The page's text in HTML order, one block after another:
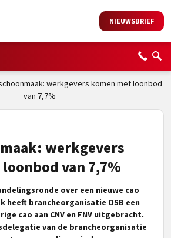
NIEUWSBRIEF
werkgevers komen met loonbod
van 7,7%
werkgevers
van 7,7%
over een nieuwe cao
heeft brancheorganisatie OSB een
cao aan CNV en FNV uitgebracht.
van de brancheorganisatie